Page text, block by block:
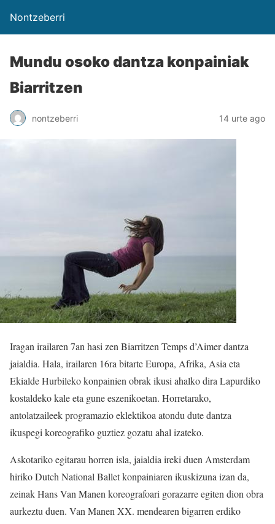
Nontzeberri
Mundu osoko dantza konpainiak
Biarritzen
nontzeberri 14 urte ago
Iragan irailaren 7an hasi zen Biarritzen Temps d’Aimer dantza
jaialdia. Hala, irailaren 16ra bitarte Europa, Afrika, Asia eta
Ekialde Hurbileko konpainien obrak ikusi ahalko dira Lapurdiko
kostaldeko kale eta gune eszenikoetan. Horretarako,
antolatzaileek programazio eklektikoa atondu dute dantza
ikuspegi koreografiko guztiez gozatu ahal izateko.
Askotariko egitarau horren isla, jaialdia ireki duen Amsterdam
hiriko Dutch National Ballet konpainiaren ikuskizuna izan da,
zeinak Hans Van Manen koreografoari gorazarre egiten dion obra
aurkeztu duen. Van Manen XX. mendearen bigarren erdiko